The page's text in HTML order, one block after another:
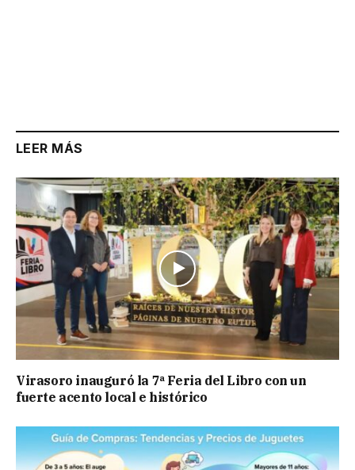
LEER MÁS
Virasoro inauguró la 7ª Feria del Libro con un
fuerte acento local e histórico